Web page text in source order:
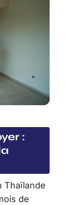
:
Thaïlande
de